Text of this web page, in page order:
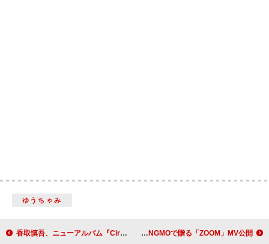
ゆうちゃみ
香取慎吾、ニューアルバム『Circus Funk』11月リリース 全収録曲を披露するフェス開催へ BMSG POSSE、SKY-HI×Novel Core×韓国ラッパー・CHANGMOで贈る「ZOOM」MV公開